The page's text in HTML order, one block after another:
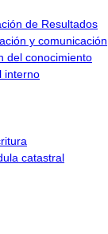
de Resultados
y comunicación
del conocimiento
interno
catastral